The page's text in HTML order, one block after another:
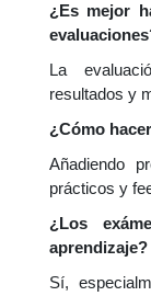
¿Es mejor
La
resultados y
¿Cómo
Añadiendo
prácticos y
¿Los
aprendizaje?
Sí,